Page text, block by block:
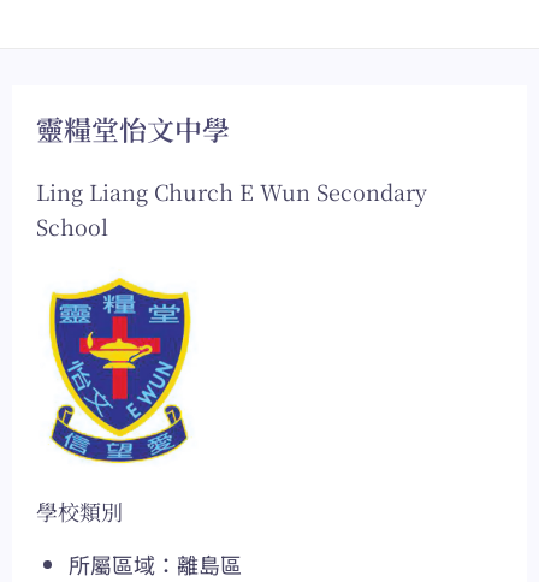
靈糧堂怡文中學
Ling Liang Church E Wun Secondary
School
學校類別
所屬區域：離島區